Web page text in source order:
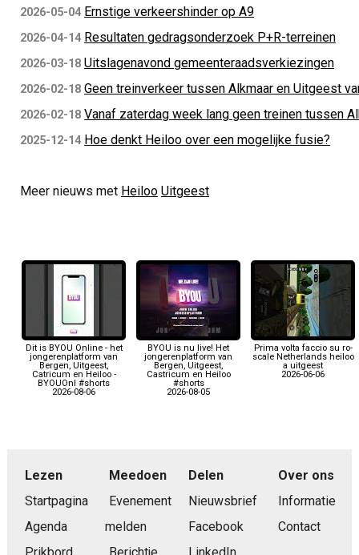
2026-05-04 Ernstige verkeershinder op A9
2026-04-14 Resultaten gedragsonderzoek P+R-terreinen
2026-03-18 Uitslagenavond gemeenteraadsverkiezingen
2026-02-18 Geen treinverkeer tussen Alkmaar en Uitgeest
2026-02-18 Vanaf zaterdag week lang geen treinen tussen
2025-12-14 Hoe denkt Heiloo over een mogelijke fusie?
Meer nieuws met Heiloo Uitgeest
Dit is BYOU Online - het
jongerenplatform van
Bergen, Uitgeest,
Catricum en Heiloo -
BYOUOnl #shorts
2026-08-06
BYOU is nu live! Het
jongerenplatform van
Bergen, Uitgeest,
Castricum en Heiloo
#shorts
2026-08-05
Prima volta faccio su ro-
scale Netherlands heiloo
a uitgeest
2026-06-06
Lezen
Startpagina
Agenda
Prikbord
Meedoen
Evenement
melden
Berichtje
Delen
Nieuwsbrief
Facebook
LinkedIn
Over ons
Informatie
Contact